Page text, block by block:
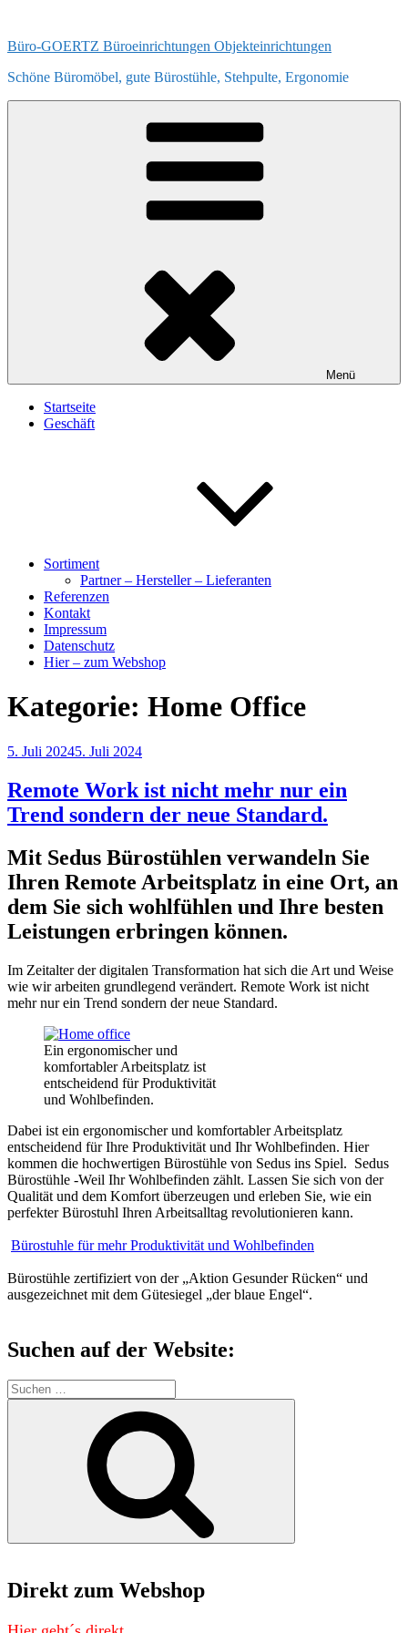
springen
Büro-GOERTZ Büroeinrichtungen Objekteinrichtungen
Schöne Büromöbel, gute Bürostühle, Stehpulte, Ergonomie
Menü
Startseite
Geschäft
Sortiment
Partner – Hersteller – Lieferanten
Referenzen
Kontakt
Impressum
Datenschutz
Hier – zum Webshop
Kategorie: Home Office
Veröffentlicht
5. Juli 20245. Juli 2024
Remote Work ist nicht mehr nur ein
Trend sondern der neue Standard.
Mit Sedus Bürostühlen verwandeln Sie
Ihren Remote Arbeitsplatz in eine Ort, an
dem Sie sich wohlfühlen und Ihre besten
Leistungen erbringen können.
Im Zeitalter der digitalen Transformation hat sich die Art und Weise
wie wir arbeiten grundlegend verändert. Remote Work ist nicht
mehr nur ein Trend sondern der neue Standard.
Ein ergonomischer und
komfortabler Arbeitsplatz ist
entscheidend für Produktivität
und Wohlbefinden.
Dabei ist ein ergonomischer und komfortabler Arbeitsplatz
entscheidend für Ihre Produktivität und Ihr Wohlbefinden. Hier
kommen die hochwertigen Bürostühle von Sedus ins Spiel. Sedus
Bürostühle -Weil Ihr Wohlbefinden zählt. Lassen Sie sich von der
Qualität und dem Komfort überzeugen und erleben Sie, wie ein
perfekter Bürostuhl Ihren Arbeitsalltag revolutionieren kann.
Bürostuhle für mehr Produktivität und Wohlbefinden
Bürostühle zertifiziert von der „Aktion Gesunder Rücken“ und
ausgezeichnet mit dem Gütesiegel „der blaue Engel“.
Suchen auf der Website:
Suchen
nach:
Direkt zum Webshop